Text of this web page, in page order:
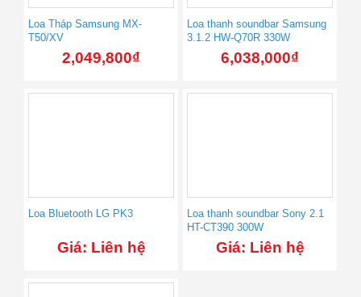
Loa Tháp Samsung MX-
T50/XV
2,049,800₫
Loa thanh soundbar Samsung
3.1.2 HW-Q70R 330W
6,038,000₫
Loa Bluetooth LG PK3
Giá: Liên hệ
Loa thanh soundbar Sony 2.1
HT-CT390 300W
Giá: Liên hệ